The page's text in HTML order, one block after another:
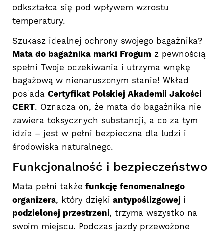
odkształca się pod wpływem wzrostu
temperatury.
Szukasz idealnej ochrony swojego bagażnika?
Mata do bagażnika marki Frogum z pewnością
spełni Twoje oczekiwania i utrzyma wnękę
bagażową w nienaruszonym stanie! Wkład
posiada Certyfikat Polskiej Akademii Jakości
CERT. Oznacza on, że mata do bagażnika nie
zawiera toksycznych substancji, a co za tym
idzie – jest w pełni bezpieczna dla ludzi i
środowiska naturalnego.
Funkcjonalność i bezpieczeństwo
Mata pełni także funkcję fenomenalnego
organizera, który dzięki antypoślizgowej i
podzielonej przestrzeni, trzyma wszystko na
swoim miejscu. Podczas jazdy przewożone